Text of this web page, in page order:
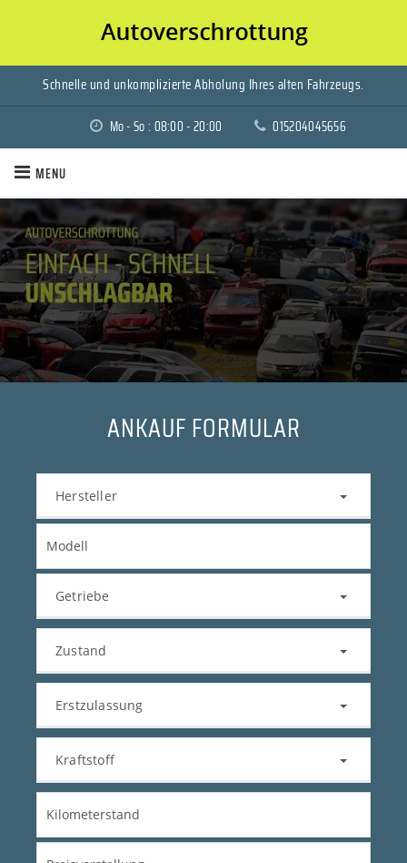
Schnelle und unkomplizierte Abholung Ihres alten Fahrzeugs.
Mo - So : 08:00 - 20:00 015204045656
MENU
ANKAUF FORMULAR
Hersteller
Getriebe
Zustand
Erstzulassung
Kraftstoff